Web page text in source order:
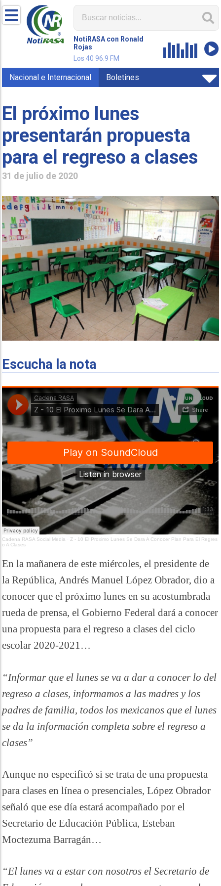
NotiRASA con Ronald
Rojas
Los 40 96.9 FM
Nacional e Internacional Boletines
El próximo lunes
presentarán propuesta
para el regreso a clases
31 de julio de 2020
Escucha la nota
Cadena RASA Social Media ·Z - 10 El Proximo Lunes Se Dara A Conocer Plan Para El Regres
o A Clases
En la mañanera de este miércoles, el presidente de
la República, Andrés Manuel López Obrador, dio a
conocer que el próximo lunes en su acostumbrada
rueda de prensa, el Gobierno Federal dará a conocer
una propuesta para el regreso a clases del ciclo
escolar 2020-2021…
“Informar que el lunes se va a dar a conocer lo del
regreso a clases, informamos a las madres y los
padres de familia, todos los mexicanos que el lunes
se da la información completa sobre el regreso a
clases”
Aunque no especificó si se trata de una propuesta
para clases en línea o presenciales, López Obrador
señaló que ese día estará acompañado por el
Secretario de Educación Pública, Esteban
Moctezuma Barragán…
“El lunes va a estar con nosotros el Secretario de